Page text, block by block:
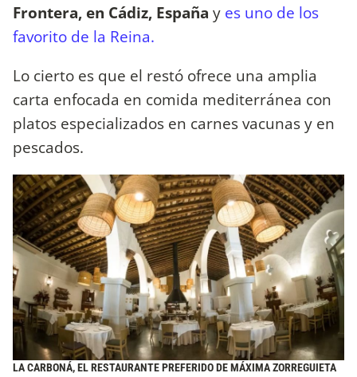
Frontera, en Cádiz, España y es uno de los
favorito de la Reina.
Lo cierto es que el restó ofrece una amplia
carta enfocada en comida mediterránea con
platos especializados en carnes vacunas y en
pescados.
LA CARBONÁ, EL RESTAURANTE PREFERIDO DE MÁXIMA ZORREGUIETA